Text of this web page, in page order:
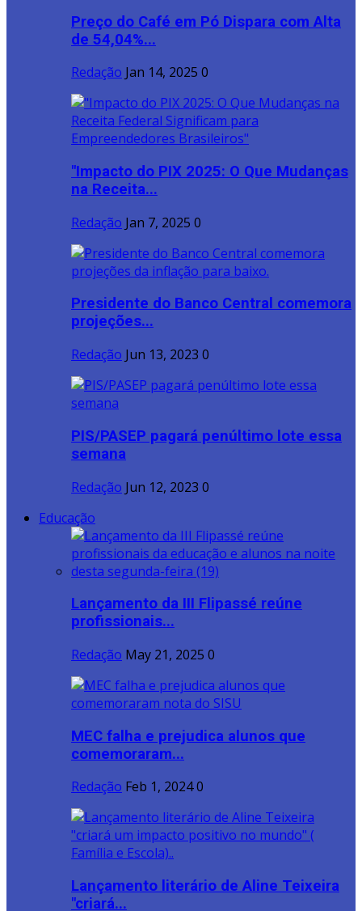
Preço do Café em Pó Dispara com Alta
de 54,04%...
Redação Jan 14, 2025 0
"Impacto do PIX 2025: O Que Mudanças
na Receita...
Redação Jan 7, 2025 0
Presidente do Banco Central comemora
projeções...
Redação Jun 13, 2023 0
PIS/PASEP pagará penúltimo lote essa
semana
Redação Jun 12, 2023 0
Educação
Lançamento da III Flipassé reúne
profissionais...
Redação May 21, 2025 0
MEC falha e prejudica alunos que
comemoraram...
Redação Feb 1, 20240
Lançamento literário de Aline Teixeira
"criará...